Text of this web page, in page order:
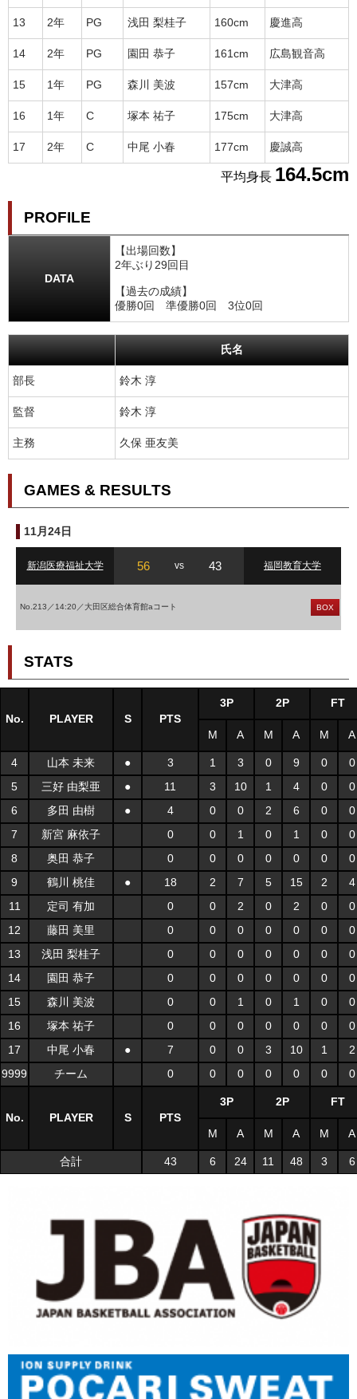
13 2年 PG 浅田 梨桂子 160cm 慶進高
14 2年 PG 園田 恭子 161cm 広島観音高
15 1年 PG 森川 美波 157cm 大津高
16 1年 C 塚本 祐子 175cm 大津高
17 2年 C 中尾 小春 177cm 慶誠高
平均身長 164.5cm
PROFILE
DATA
【出場回数】
2年ぶり29回目
【過去の成績】
優勝0回 準優勝0回 3位0回
氏名
部長 鈴木 淳
監督 鈴木 淳
主務 久保 亜友美
GAMES & RESULTS
11月24日
新潟医療福祉大学 56 vs 43 福岡教育大学
No.213／14:20／大田区総合体育館aコート BOX
STATS
No. PLAYER S PTS
3P 2P FT
M A M A M A
4 山本 未来 ● 3 1 3 0 9 0
0
5
三好 由梨亜 ● 11 3 10 1 4 0
0
6
多田 由樹 ● 4 0 0 2 6 0
0
7
新宮 麻依子 0 0 1 0 1 0
0
8
奥田 恭子 0 0 0 0 0 0
0
9
鶴川 桃佳 ● 18 2 7 5 15 2
4
11
定司 有加 0 0 2 0 2 0
0
12
藤田 美里 0 0 0 0 0 0
0
13
浅田 梨桂子 0 0 0 0 0 0
0
14
園田 恭子 0 0 0 0 0 0
0
15
森川 美波 0 0 1 0 1 0
0
16
塚本 祐子 0 0 0 0 0 0
0
17
中尾 小春 ● 7 0 0 3 10 1
2
9999
チーム 0 0 0 0 0 0 0
No. PLAYER S PTS
3P 2P FT
M A M A M A
合計 43 6 24 11 48 3 6